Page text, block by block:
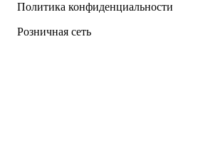
Политика конфиденциальности
Розничная сеть